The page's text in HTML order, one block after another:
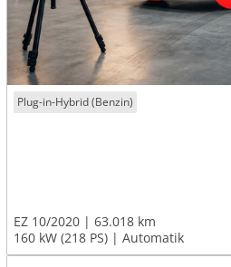
Plug-in-Hybrid (Benzin)
EZ 10/2020
63.018 km
160 kW (218 PS)
Automatik